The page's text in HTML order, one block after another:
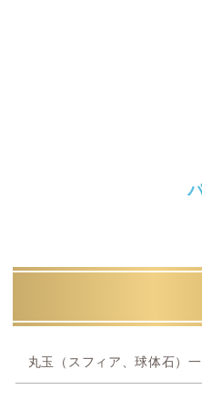
丸玉（スフィア、球体石）